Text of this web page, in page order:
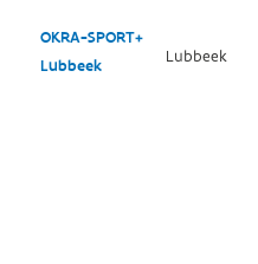
OKRA-SPORT+
Lubbeek
Lubbeek